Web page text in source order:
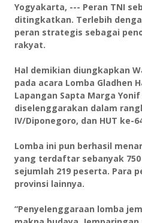
Yogyakarta, --- Peran TNI
ditingkatkan. Terlebih
peran strategis sebagai
rakyat.
Hal demikian diungkapkan
pada acara Lomba Gladhen
Lapangan Sapta Marga
diselenggarakan dalam
IV/Diponegoro, dan HUT ke-
Lomba ini pun berhasil
yang terdaftar sebanyak
sejumlah 219 peserta. Para
provinsi lainnya.
“Penyelenggaraan lomba